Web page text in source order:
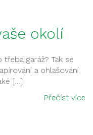
okolí
garáž? Tak se
a ohlašování
[…]
Přečíst více